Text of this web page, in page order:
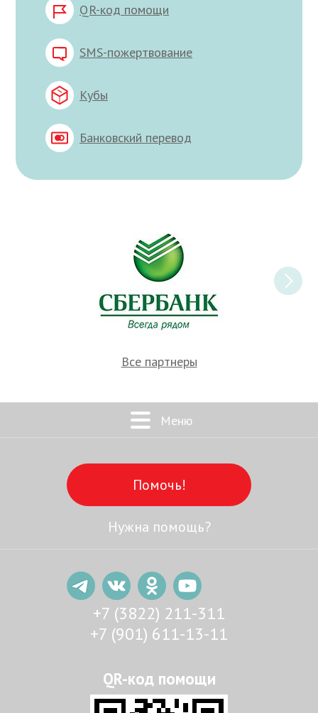
QR-код помощи
SMS-пожертвование
Кубы
Банковский перевод
Все партнеры
Меню
Помочь!
Нужна помощь?
+7 (3822) 211-311
+7 (901) 611-13-11